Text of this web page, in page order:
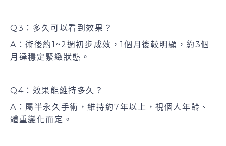
Q3：多久可以看到效果？
A：術後約1~2週初步成效，1個月後較明顯，約3個
月達穩定緊緻狀態。
Q4：效果能維持多久？
A：屬半永久手術，維持約7年以上，視個人年齡、
體重變化而定。